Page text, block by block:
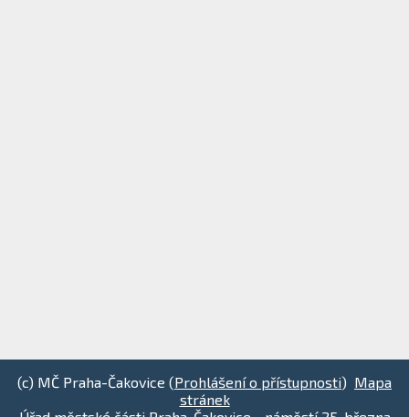
(c) MČ Praha-Čakovice (Prohlášení o přístupnosti) Mapa
stránek